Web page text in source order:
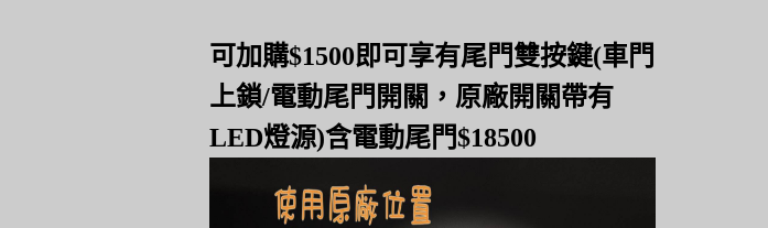
可加購$1500即可享有尾門雙按鍵(車門
上鎖/電動尾門開關， 原廠開關帶有
LED燈源)含電動尾門$18500